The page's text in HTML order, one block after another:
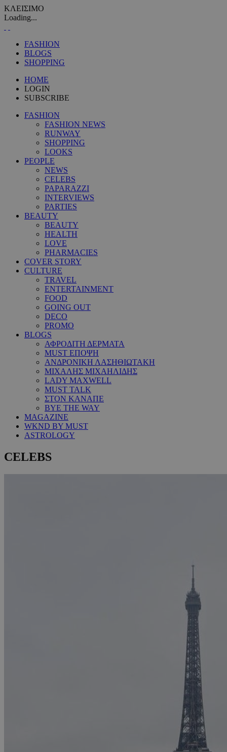
ΚΛΕΙΣΙΜΟ
Loading...
FASHION
BLOGS
SHOPPING
HOME
LOGIN
SUBSCRIBE
FASHION
FASHION NEWS
RUNWAY
SHOPPING
LOOKS
PEOPLE
NEWS
CELEBS
PAPARAZZI
INTERVIEWS
PARTIES
BEAUTY
BEAUTY
HEALTH
LOVE
PHARMACIES
COVER STORY
CULTURE
TRAVEL
ENTERTAINMENT
FOOD
GOING OUT
DECO
PROMO
BLOGS
ΑΦΡΟΔΙΤΗ ΔΕΡΜΑΤΑ
MUST ΕΠΟΨΗ
ΑΝΔΡΟΝΙΚΗ ΛΑΣΗΘΙΩΤΑΚΗ
ΜΙΧΑΛΗΣ ΜΙΧΑΗΛΙΔΗΣ
LADY MAXWELL
MUST TALK
ΣΤΟΝ ΚΑΝΑΠΕ
BYE THE WAY
MAGAZINE
WKND BY MUST
ASTROLOGY
CELEBS